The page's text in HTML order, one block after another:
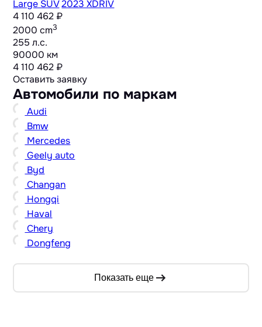
Large SUV2023 XDRIV
4 110 462 ₽
2000 cm3
255 л.с.
90000 км
4 110 462 ₽
Оставить заявку
Автомобили по маркам
Audi
Bmw
Mercedes
Geely auto
Byd
Changan
Hongqi
Haval
Chery
Dongfeng
Показать еще